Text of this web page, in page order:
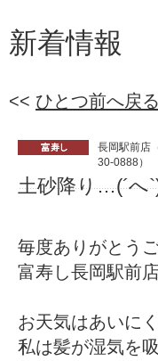
新着情報
<< ひとつ前へ戻
長岡駅前店
30-0888）
土砂降り…(´へ
毎度ありがとう
富寿し長岡駅前
お天気はあいに
私は髪が湿気を